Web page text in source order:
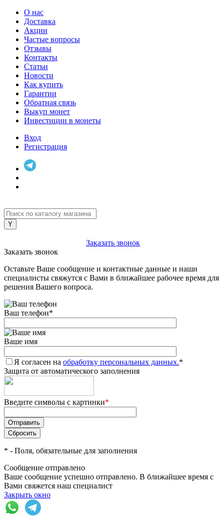
О нас
Доставка
Акции
Частые вопросы
Отзывы
Контакты
Статьи
Новости
Как купить
Гарантии
Обратная связь
Выкуп монет
Инвестиции в монеты
Вход
Регистрация
Заказать звонок
Заказать звонок
Оставьте Ваше сообщение и контактные данные и наши
специалисты свяжутся с Вами в ближайшее рабочее время для
решения Вашего вопроса.
Ваш телефон*
Ваше имя
Я согласен на обработку персональных данных.*
Защита от автоматического заполнения
Введите символы с картинки*
* - Поля, обязательные для заполнения
Сообщение отправлено
Ваше сообщение успешно отправлено. В ближайшее время с
Вами свяжется наш специалист
Закрыть окно